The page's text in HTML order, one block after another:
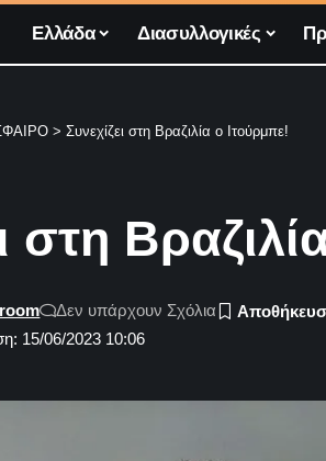
Ελλάδα Διασυλλογικές
> Συνεχίζει στη Βραζιλία ο Ιτούρμπε!
στη
15/06/2023 10:06
Δεν υπάρχουν Σχόλια